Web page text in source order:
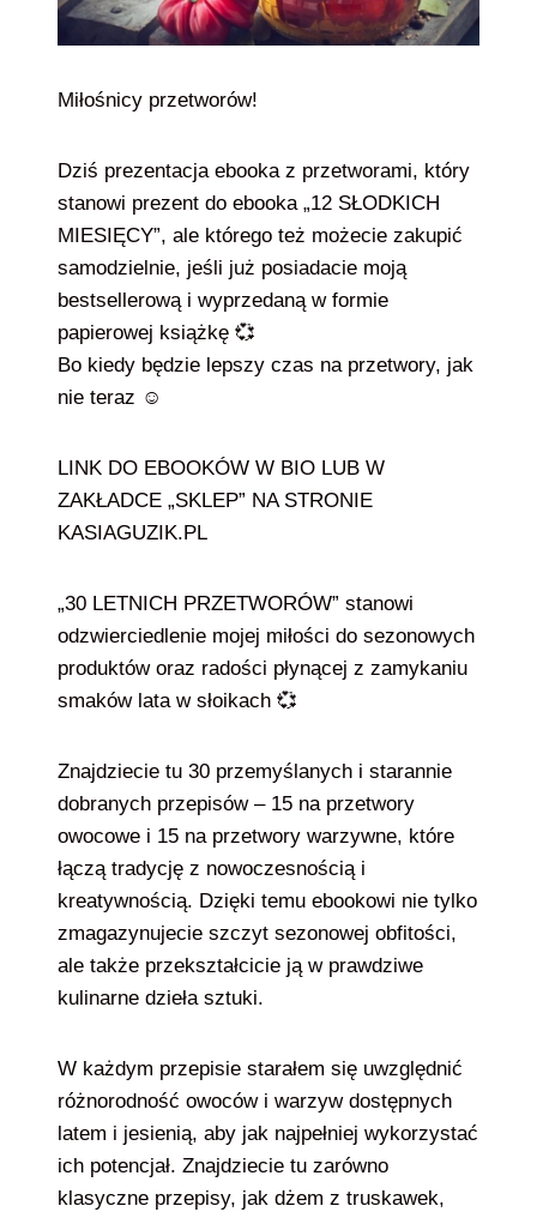
Miłośnicy przetworów!
Dziś prezentacja ebooka z przetworami, który
stanowi prezent do ebooka „12 SŁODKICH
MIESIĘCY”, ale którego też możecie zakupić
samodzielnie, jeśli już posiadacie moją
bestsellerową i wyprzedaną w formie
papierowej książkę 💞
Bo kiedy będzie lepszy czas na przetwory, jak
nie teraz ☺️
LINK DO EBOOKÓW W BIO LUB W
ZAKŁADCE „SKLEP” NA STRONIE
KASIAGUZIK.PL
„30 LETNICH PRZETWORÓW” stanowi
odzwierciedlenie mojej miłości do sezonowych
produktów oraz radości płynącej z zamykaniu
smaków lata w słoikach 💞
Znajdziecie tu 30 przemyślanych i starannie
dobranych przepisów – 15 na przetwory
owocowe i 15 na przetwory warzywne, które
łączą tradycję z nowoczesnością i
kreatywnością. Dzięki temu ebookowi nie tylko
zmagazynujecie szczyt sezonowej obfitości,
ale także przekształcicie ją w prawdziwe
kulinarne dzieła sztuki.
W każdym przepisie starałem się uwzględnić
różnorodność owoców i warzyw dostępnych
latem i jesienią, aby jak najpełniej wykorzystać
ich potencjał. Znajdziecie tu zarówno
klasyczne przepisy, jak dżem z truskawek,